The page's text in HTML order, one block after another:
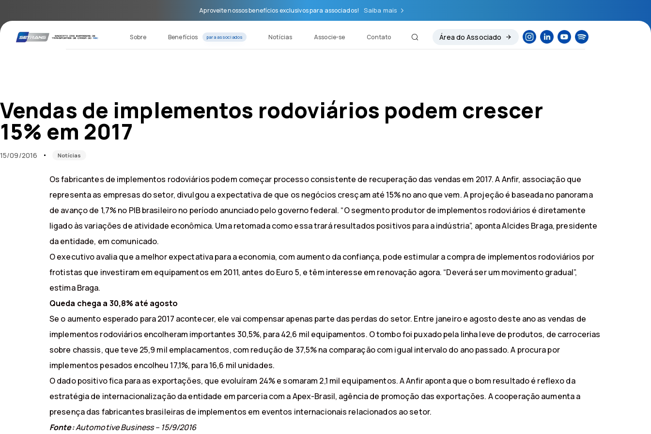
primary
navigation
Aproveite nossos benefícios exclusivos para associados! Saiba mais
Sobre Benefícios para associados Notícias Associe-se Contato Área do Associado
Vendas de implementos rodoviários podem crescer
15% em 2017
15/09/2016 Notícias
Os fabricantes de implementos rodoviários podem começar processo consistente de recuperação das vendas em 2017. A Anfir, associação que
representa as empresas do setor, divulgou a expectativa de que os negócios cresçam até 15% no ano que vem. A projeção é baseada no panorama
de avanço de 1,7% no PIB brasileiro no período anunciado pelo governo federal. “O segmento produtor de implementos rodoviários é diretamente
ligado às variações de atividade econômica. Uma retomada como essa trará resultados positivos para a indústria”, aponta Alcides Braga, presidente
da entidade, em comunicado.
O executivo avalia que a melhor expectativa para a economia, com aumento da confiança, pode estimular a compra de implementos rodoviários por
frotistas que investiram em equipamentos em 2011, antes do Euro 5, e têm interesse em renovação agora. “Deverá ser um movimento gradual”,
estima Braga.
Queda chega a 30,8% até agosto
Se o aumento esperado para 2017 acontecer, ele vai compensar apenas parte das perdas do setor. Entre janeiro e agosto deste ano as vendas de
implementos rodoviários encolheram importantes 30,5%, para 42,6 mil equipamentos. O tombo foi puxado pela linha leve de produtos, de carrocerias
sobre chassis, que teve 25,9 mil emplacamentos, com redução de 37,5% na comparação com igual intervalo do ano passado. A procura por
implementos pesados encolheu 17,1%, para 16,6 mil unidades.
O dado positivo fica para as exportações, que evoluíram 24% e somaram 2,1 mil equipamentos. A Anfir aponta que o bom resultado é reflexo da
estratégia de internacionalização da entidade em parceria com a Apex-Brasil, agência de promoção das exportações. A cooperação aumenta a
presença das fabricantes brasileiras de implementos em eventos internacionais relacionados ao setor.
Fonte:Automotive Business – 15/9/2016